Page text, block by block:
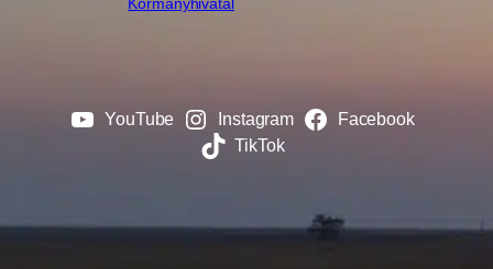
Kormányhivatal
YouTube Instagram
Facebook
TikTok